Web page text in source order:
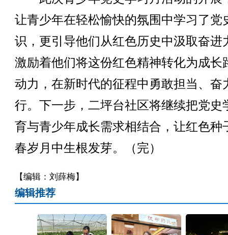
让青少年在轻松愉快的氛围中学习了党
识，更引导他们从红色历史中汲取奋进
激励着他们将这份红色精神转化为成长
动力，在新时代的征程中勇敢担当、奋
行。下一步，二坪台社区将继续把党史
育与青少年成长需求相结合，让红色种
春岁月中生根发芽。（完）
【编辑：刘薛梅】
编辑推荐